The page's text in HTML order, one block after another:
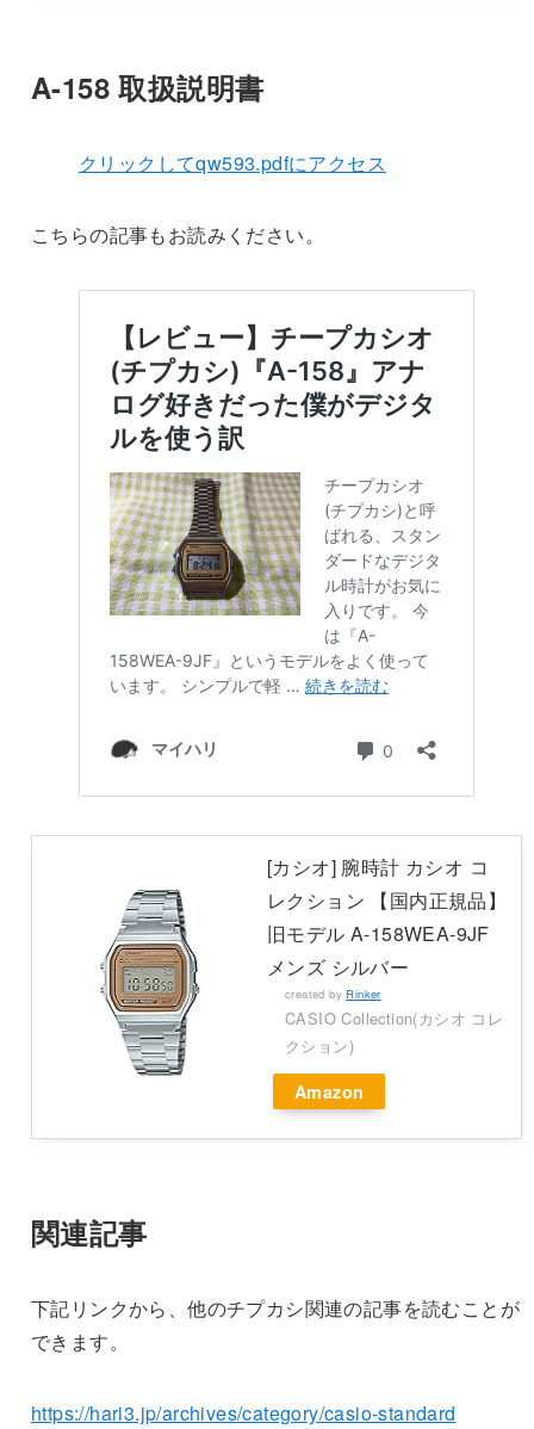
A-158 取扱説明書
クリックしてqw593.pdfにアクセス
こちらの記事もお読みください。
[カシオ] 腕時計 カシオ コ
レクション 【国内正規品】
旧モデル A-158WEA-9JF
メンズ シルバー
created byRinker
CASIO Collection(カシオ コレ
クション)
Amazon
関連記事
下記リンクから、他のチプカシ関連の記事を読むことが
できます。
https://hari3.jp/archives/category/casio-standard